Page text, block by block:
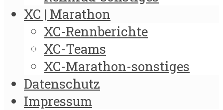
XC | Marathon
XC-Rennberichte
XC-Teams
XC-Marathon-sonstiges
Datenschutz
Impressum